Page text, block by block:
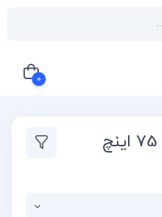
0
سبد خرید شما خالی است